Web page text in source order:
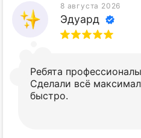
8 августа 2026
Эдуард
Ребята
Сделали всё
быстро.